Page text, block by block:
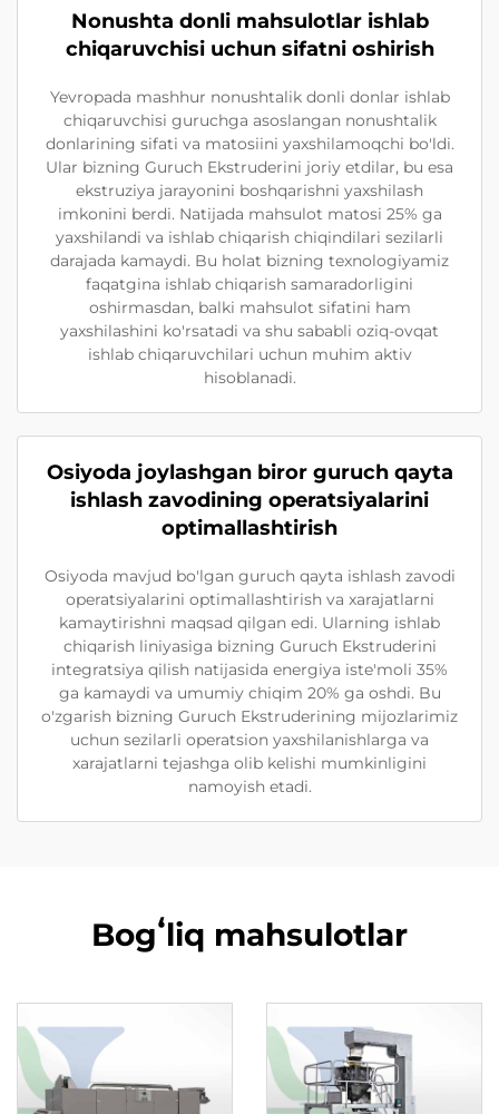
Nonushta donli mahsulotlar ishlab
chiqaruvchisi uchun sifatni oshirish
Yevropada mashhur nonushtalik donli donlar ishlab
chiqaruvchisi guruchga asoslangan nonushtalik
donlarining sifati va matosiini yaxshilamoqchi bo'ldi.
Ular bizning Guruch Ekstruderini joriy etdilar, bu esa
ekstruziya jarayonini boshqarishni yaxshilash
imkonini berdi. Natijada mahsulot matosi 25% ga
yaxshilandi va ishlab chiqarish chiqindilari sezilarli
darajada kamaydi. Bu holat bizning texnologiyamiz
faqatgina ishlab chiqarish samaradorligini
oshirmasdan, balki mahsulot sifatini ham
yaxshilashini ko'rsatadi va shu sababli oziq-ovqat
ishlab chiqaruvchilari uchun muhim aktiv
hisoblanadi.
Osiyoda joylashgan biror guruch qayta
ishlash zavodining operatsiyalarini
optimallashtirish
Osiyoda mavjud bo'lgan guruch qayta ishlash zavodi
operatsiyalarini optimallashtirish va xarajatlarni
kamaytirishni maqsad qilgan edi. Ularning ishlab
chiqarish liniyasiga bizning Guruch Ekstruderini
integratsiya qilish natijasida energiya iste'moli 35%
ga kamaydi va umumiy chiqim 20% ga oshdi. Bu
o'zgarish bizning Guruch Ekstruderining mijozlarimiz
uchun sezilarli operatsion yaxshilanishlarga va
xarajatlarni tejashga olib kelishi mumkinligini
namoyish etadi.
Bogʻliq mahsulotlar